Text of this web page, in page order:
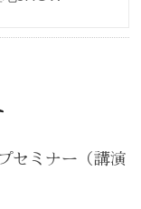
セミナー（講演